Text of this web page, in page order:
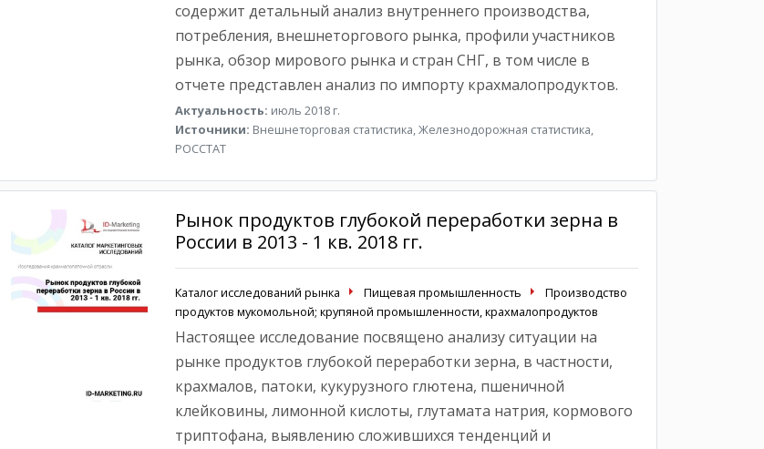
содержит детальный анализ внутреннего производства,
потребления, внешнеторгового рынка, профили участников
рынка, обзор мирового рынка и стран СНГ, в том числе в
отчете представлен анализ по импорту крахмалопродуктов.
Актуальность: июль 2018 г.
Источники: Внешнеторговая статистика, Железнодорожная статистика,
РОССТАТ
Рынок продуктов глубокой переработки зерна в
России в 2013 - 1 кв. 2018 гг.
Каталог исследований рынка Пищевая промышленность
Производство
продуктов мукомольной; крупяной промышленности, крахмалопродуктов
Настоящее исследование посвящено анализу ситуации на
рынке продуктов глубокой переработки зерна, в частности,
крахмалов, патоки, кукурузного глютена, пшеничной
клейковины, лимонной кислоты, глутамата натрия, кормового
триптофана, выявлению сложившихся тенденций и